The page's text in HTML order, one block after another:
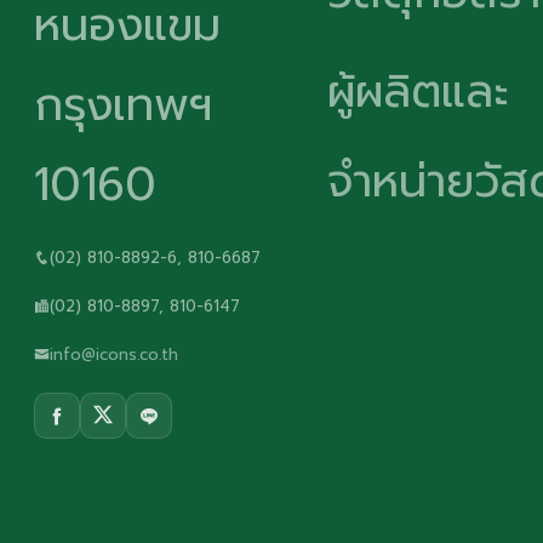
หนองแขม
กรุงเทพฯ
10160
(02) 810-8892-6, 810-6687
(02) 810-8897, 810-6147
info@icons.co.th
ผู้ผลิตและ
จำหน่ายวั